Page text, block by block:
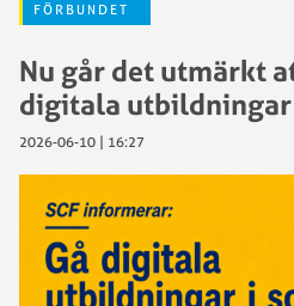
FÖRBUNDET
Nu går det utmärkt
digitala utbildningar
2026-06-10 | 16:27